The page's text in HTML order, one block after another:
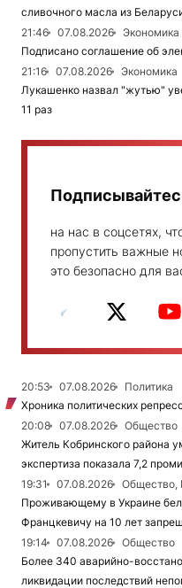
сливочного масла из
21:46
07.08.2026
Экономика
Подписано соглашение об
21:16
07.08.2026
Экономика
Лукашенко назвал "жутью"
11 раз
на нас в соцсетях,
пропустить важные
это безопасно для
20:53 07.08.2026
Политика
Хроника политических
20:08
07.08.2026
Общество
Житель Кобринского района
экспертиза показала 7,2
19:31
07.08.2026
Общество,
Проживающему в Украине
Францкевичу на 10 лет
19:14
07.08.2026
Общество
Более 340 аварийно-
ликвидации последствий